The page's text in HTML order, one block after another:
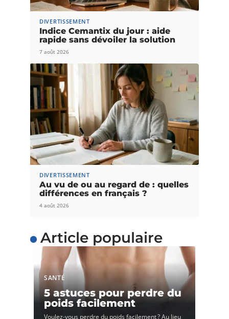
DIVERTISSEMENT
Indice Cemantix du jour : aide
rapide sans dévoiler la solution
7 août 2026
DIVERTISSEMENT
Au vu de ou au regard de : quelles
différences en français ?
4 août 2026
Article populaire
SANTÉ
5 astuces pour perdre du
poids facilement
Voulez-vous perdre du poids facilement ? Au lieu